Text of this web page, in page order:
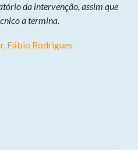
da intervenção, assim que
a termina.
Fábio Rodrigues